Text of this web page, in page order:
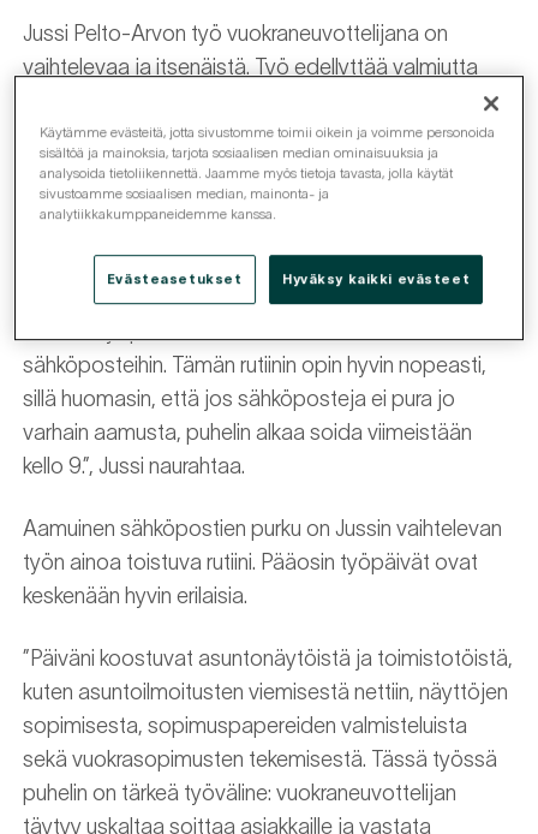
Jussi Pelto-Arvon työ vuokraneuvottelijana on
vaihtelevaa ja itsenäistä. Työ edellyttää valmiutta
erilaisten asiakkaiden kanssa. Jussilla on hoidossaan
vuokra-asuntoja seniorikohteista opiskelija-
asuntoihin, joten asiakkaiden tilanteet ja tarpeet
palvelemaan korkealla ammattitaidolla.
sähköposteihin. Tämän rutiinin opin hyvin nopeasti,
sillä huomasin, että jos sähköposteja ei pura jo
varhain aamusta, puhelin alkaa soida viimeistään
kello 9.”, Jussi naurahtaa.
Aamuinen sähköpostien purku on Jussin vaihtelevan
työn ainoa toistuva rutiini. Pääosin työpäivät ovat
keskenään hyvin erilaisia.
”Päiväni koostuvat asuntonäytöistä ja toimistotöistä,
kuten asuntoilmoitusten viemisestä nettiin, näyttöjen
sopimisesta, sopimuspapereiden valmisteluista
sekä vuokrasopimusten tekemisestä. Tässä työssä
puhelin on tärkeä työväline: vuokraneuvottelijan
täytyy uskaltaa soittaa asiakkaille ja vastata
Käytämme evästeitä, jotta sivustomme toimii oikein ja voimme personoida
sisältöä ja mainoksia, tarjota sosiaalisen median ominaisuuksia ja
analysoida tietoliikennettä. Jaamme myös tietoja tavasta, jolla käytät
sivustoamme sosiaalisen median, mainonta- ja
analytiikkakumppaneidemme kanssa.
Evästeasetukset Hyväksy kaikki evästeet